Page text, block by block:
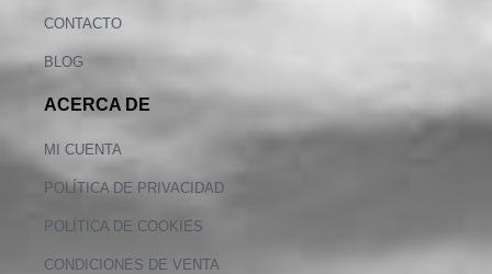
CONTACTO
BLOG
ACERCA DE
MI CUENTA
POLÍTICA DE PRIVACIDAD
POLÍTICA DE COOKIES
CONDICIONES DE VENTA